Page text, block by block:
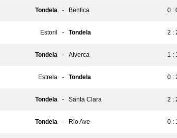
Tondela - Benfica 0 :
Estoril - Tondela 2 :
Tondela - Alverca 1 :
Estrela - Tondela 0 :
Tondela - Santa Clara 2 :
Tondela - Rio Ave 0 :